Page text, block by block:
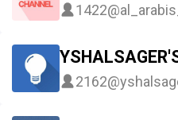
1422
2162